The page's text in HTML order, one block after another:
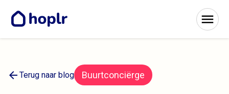
arrow_back Terug naar blog Buurtconciërge